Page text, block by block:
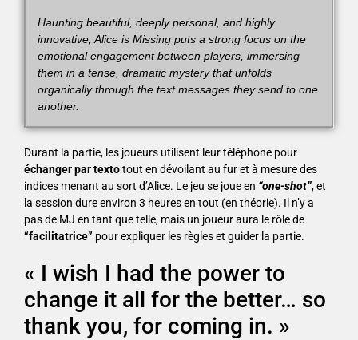
Haunting beautiful, deeply personal, and highly
innovative, Alice is Missing puts a strong focus on the
emotional engagement between players, immersing
them in a tense, dramatic mystery that unfolds
organically through the text messages they send to one
another.
Durant la partie, les joueurs utilisent leur téléphone pour
échanger par textotout en dévoilant au fur et à mesure des
indices menant au sort d’Alice. Le jeu se joue en “one-shot”, et
la session dure environ 3 heures en tout (en théorie). Il n’y a
pas de MJ en tant que telle, mais un joueur aura le rôle de
“facilitatrice” pour expliquer les règles et guider la partie.
« I wish I had the power to
change it all for the better… so
thank you, for coming in. »